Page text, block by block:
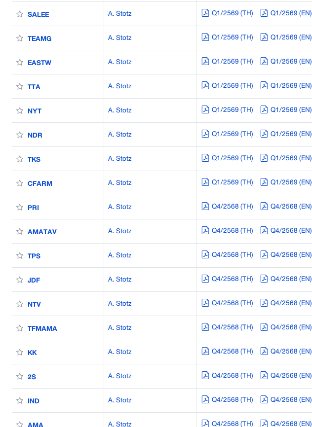
SALEE A. Stotz Q1/2569 (TH) Q1/2569 (EN)
TEAMG A. Stotz Q1/2569 (TH) Q1/2569 (EN)
EASTW A. Stotz Q1/2569 (TH) Q1/2569 (EN)
TTA A. Stotz Q1/2569 (TH) Q1/2569 (EN)
NYT A. Stotz Q1/2569 (TH) Q1/2569 (EN)
NDR A. Stotz Q1/2569 (TH) Q1/2569 (EN)
TKS A. Stotz Q1/2569 (TH) Q1/2569 (EN)
CFARM A. Stotz Q1/2569 (TH) Q1/2569 (EN)
PRI A. Stotz Q4/2568 (TH) Q4/2568 (EN)
AMATAV A. Stotz Q4/2568 (TH) Q4/2568 (EN)
TPS A. Stotz Q4/2568 (TH) Q4/2568 (EN)
JDF A. Stotz Q4/2568 (TH) Q4/2568 (EN)
NTV A. Stotz Q4/2568 (TH) Q4/2568 (EN)
TFMAMA A. Stotz Q4/2568 (TH) Q4/2568 (EN)
KK A. Stotz Q4/2568 (TH) Q4/2568 (EN)
2S A. Stotz Q4/2568 (TH) Q4/2568 (EN)
IND A. Stotz Q4/2568 (TH) Q4/2568 (EN)
A. Stotz Q4/2568 (TH) Q4/2568 (EN)